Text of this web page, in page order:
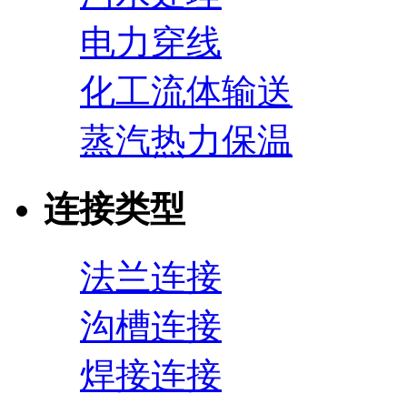
电力穿线
化工流体输送
蒸汽热力保温
连接类型
法兰连接
沟槽连接
焊接连接